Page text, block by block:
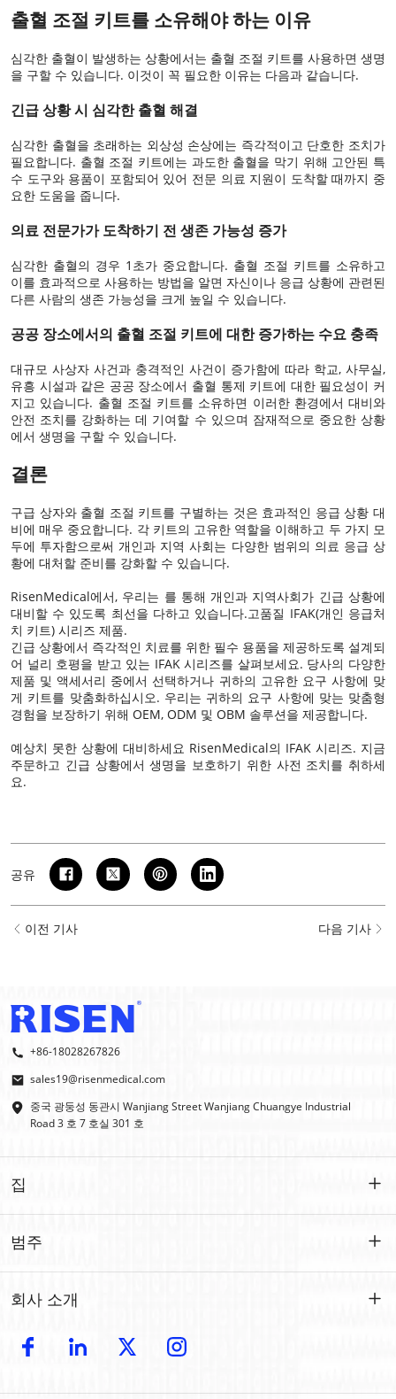
출혈 조절 키트를 소유해야 하는 이유
심각한 출혈이 발생하는 상황에서는 출혈 조절 키트를 사용하면 생명
을 구할 수 있습니다. 이것이 꼭 필요한 이유는 다음과 같습니다.
긴급 상황 시 심각한 출혈 해결
심각한 출혈을 초래하는 외상성 손상에는 즉각적이고 단호한 조치가
필요합니다. 출혈 조절 키트에는 과도한 출혈을 막기 위해 고안된 특
수 도구와 용품이 포함되어 있어 전문 의료 지원이 도착할 때까지 중
요한 도움을 줍니다.
의료 전문가가 도착하기 전 생존 가능성 증가
심각한 출혈의 경우 1초가 중요합니다. 출혈 조절 키트를 소유하고
이를 효과적으로 사용하는 방법을 알면 자신이나 응급 상황에 관련된
다른 사람의 생존 가능성을 크게 높일 수 있습니다.
공공 장소에서의 출혈 조절 키트에 대한 증가하는 수요 충족
대규모 사상자 ​​사건과 충격적인 사건이 증가함에 따라 학교, 사무실,
유흥 시설과 같은 공공 장소에서 출혈 통제 키트에 대한 필요성이 커
지고 있습니다. 출혈 조절 키트를 소유하면 이러한 환경에서 대비와
안전 조치를 강화하는 데 기여할 수 있으며 잠재적으로 중요한 상황
에서 생명을 구할 수 있습니다.
결론
구급 상자와 출혈 조절 키트를 구별하는 것은 효과적인 응급 상황 대
비에 매우 중요합니다. 각 키트의 고유한 역할을 이해하고 두 가지 모
두에 투자함으로써 개인과 지역 사회는 다양한 범위의 의료 응급 상
황에 대처할 준비를 강화할 수 있습니다.
RisenMedical에서, 우리는 를 통해 개인과 지역사회가 긴급 상황에
대비할 수 있도록 최선을 다하고 있습니다.고품질 IFAK(개인 응급처
치 키트) 시리즈 제품.
긴급 상황에서 즉각적인 치료를 위한 필수 용품을 제공하도록 설계되
어 널리 호평을 받고 있는 IFAK 시리즈를 살펴보세요. 당사의 다양한
제품 및 액세서리 중에서 선택하거나 귀하의 고유한 요구 사항에 맞
게 키트를 맞춤화하십시오. 우리는 귀하의 요구 사항에 맞는 맞춤형
경험을 보장하기 위해 OEM, ODM 및 OBM 솔루션을 제공합니다.
예상치 못한 상황에 대비하세요 RisenMedical의 IFAK 시리즈. 지금
주문하고 긴급 상황에서 생명을 보호하기 위한 사전 조치를 취하세
요.
공유
이전 기사 다음 기사
+86-18028267826
sales19@risenmedical.com
중국 광둥성 동관시 Wanjiang Street Wanjiang Chuangye Industrial
Road 3 호 7 호실 301 호
집
집
제품
OEM | ODM
모조리
범주
맞춤형
회사 소개
소개